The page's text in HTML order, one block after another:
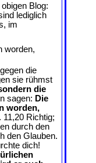
Blog:
lediglich
im
worden,
die
sie rühmst
die
sagen: Die
worden,
11,20 Richtig;
durch den
den Glauben.
dich!